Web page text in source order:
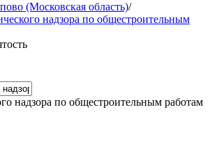
(Московская область)/
надзора по общестроительным
надзора по общестроительным работам